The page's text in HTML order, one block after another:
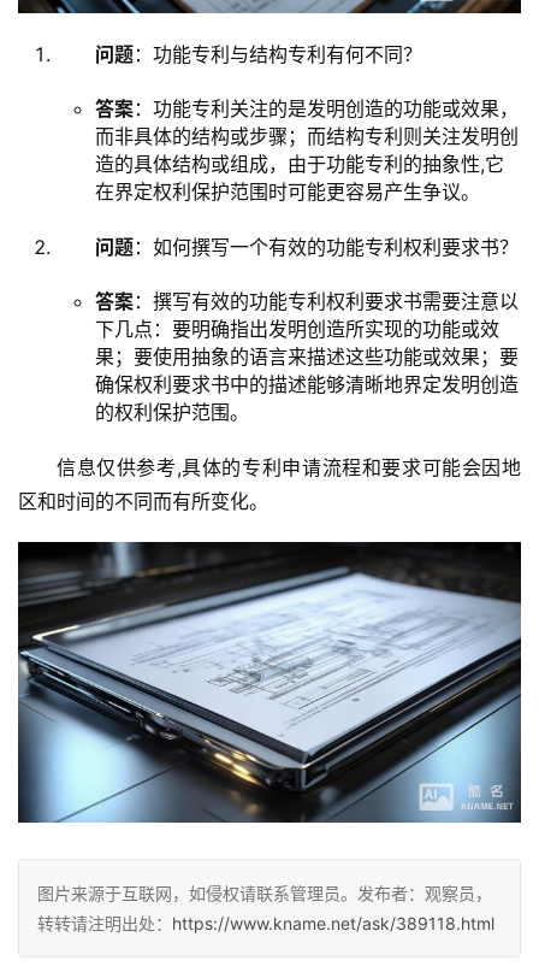
问题：功能专利与结构专利有何不同？
答案：功能专利关注的是发明创造的功能或效果，
而非具体的结构或步骤；而结构专利则关注发明创
造的具体结构或组成，由于功能专利的抽象性,它
在界定权利保护范围时可能更容易产生争议。
问题：如何撰写一个有效的功能专利权利要求书？
答案：撰写有效的功能专利权利要求书需要注意以
下几点：要明确指出发明创造所实现的功能或效
果；要使用抽象的语言来描述这些功能或效果；要
确保权利要求书中的描述能够清晰地界定发明创造
的权利保护范围。
信息仅供参考,具体的专利申请流程和要求可能会因地
区和时间的不同而有所变化。
图片来源于互联网，如侵权请联系管理员。发布者：观察员，
转转请注明出处： https://www.kname.net/ask/389118.html